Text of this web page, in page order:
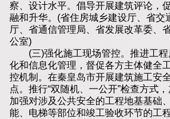
察、设计水平。倡导开展建筑评论，
融和升华。(省住房城乡建设厅、省交
厅、省通信管理局、省发展改革委、
公室)
(三)强化施工现场管控。推进工程
化和信息化管理，督促各方主体健全
控机制。在秦皇岛市开展建筑施工安
点。推行“双随机、一公开”检查方式
加强对涉及公共安全的工程地基基础
能、电梯等部位和竣工验收环节的工